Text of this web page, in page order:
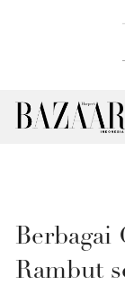
Berbagai
Rambut